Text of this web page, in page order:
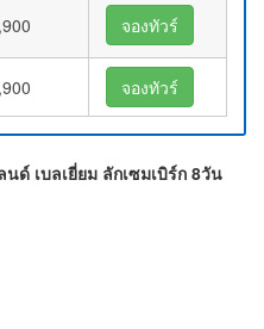
จองทัวร์
จองทัวร์
ด์ เบลเยี่ยม ลักเซมเบิร์ก 8วัน